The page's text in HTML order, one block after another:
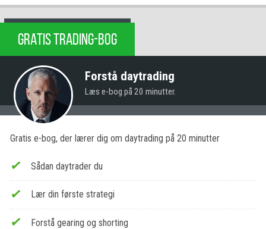
GRATIS TRADING-BOG
Forstå daytrading
Læs e-bog på 20 minutter.
Gratis e-bog, der lærer dig om daytrading på 20 minutter
Sådan daytrader du
Lær din første strategi
Forstå gearing og shorting